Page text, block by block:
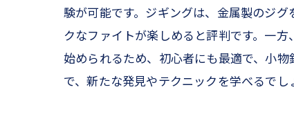
観
験が可能です。ジギングは、金属製のジ
クなファイトが楽しめると評判です。一
始められるため、初心者にも最適で、小
で、新たな発見やテクニックを学べるで